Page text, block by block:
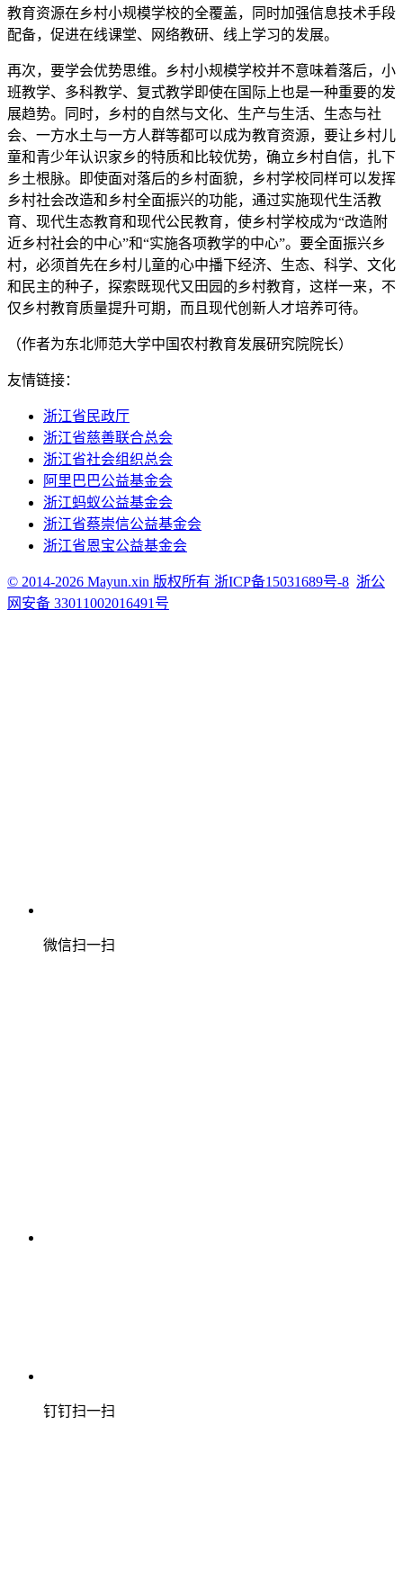
教育资源在乡村小规模学校的全覆盖，同时加强信息技术手段
配备，促进在线课堂、网络教研、线上学习的发展。
再次，要学会优势思维。乡村小规模学校并不意味着落后，小
班教学、多科教学、复式教学即使在国际上也是一种重要的发
展趋势。同时，乡村的自然与文化、生产与生活、生态与社
会、一方水土与一方人群等都可以成为教育资源，要让乡村儿
童和青少年认识家乡的特质和比较优势，确立乡村自信，扎下
乡土根脉。即使面对落后的乡村面貌，乡村学校同样可以发挥
乡村社会改造和乡村全面振兴的功能，通过实施现代生活教
育、现代生态教育和现代公民教育，使乡村学校成为“改造附
近乡村社会的中心”和“实施各项教学的中心”。要全面振兴乡
村，必须首先在乡村儿童的心中播下经济、生态、科学、文化
和民主的种子，探索既现代又田园的乡村教育，这样一来，不
仅乡村教育质量提升可期，而且现代创新人才培养可待。
（作者为东北师范大学中国农村教育发展研究院院长）
友情链接：
浙江省民政厅
浙江省慈善联合总会
浙江省社会组织总会
阿里巴巴公益基金会
浙江蚂蚁公益基金会
浙江省蔡崇信公益基金会
浙江省恩宝公益基金会
© 2014-2026 Mayun.xin 版权所有 浙ICP备15031689号-8 浙公
网安备 33011002016491号
微信扫一扫
钉钉扫一扫